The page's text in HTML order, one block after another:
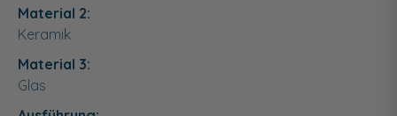
Material 2:
Keramik
Material 3:
Glas